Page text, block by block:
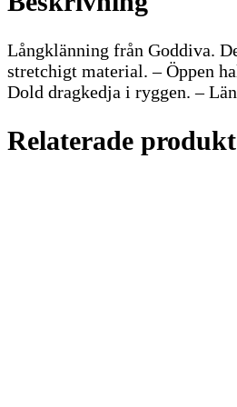
Långklänning från Goddiva.
stretchigt material. – Öppen
Dold dragkedja i ryggen. –
Relaterade